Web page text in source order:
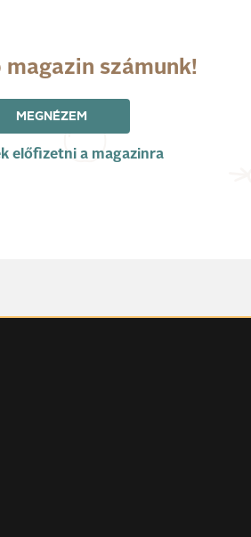
magazin számunk!
MEGNÉZEM
előfizetni a magazinra